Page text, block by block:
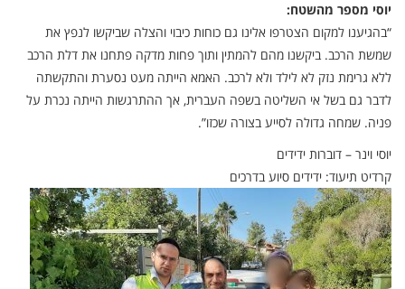
יוסי מספר מהשטח:
“בהגיענו למקום הצטרפו אלינו גם כוחות כיבוי והצלה שביקשו לנפץ את
שמשת הרכב. ביקשנו מהם להמתין ותוך פחות מדקה פתחנו את דלת הרכב
ללא גרימת נזק לא לילד ולא לרכב. האמא הייתה מעט נסערת והתקשתה
לדבר גם בשל אי השליטה בשפה העברית, אך ההתרגשות הייתה נכרת על
פניה. שמחה גדולה לסייע בצורה שכזו”.
יוסי וינר – דוברות ידידים
קרדיט תיעוד: ידידים סיוע בדרכים